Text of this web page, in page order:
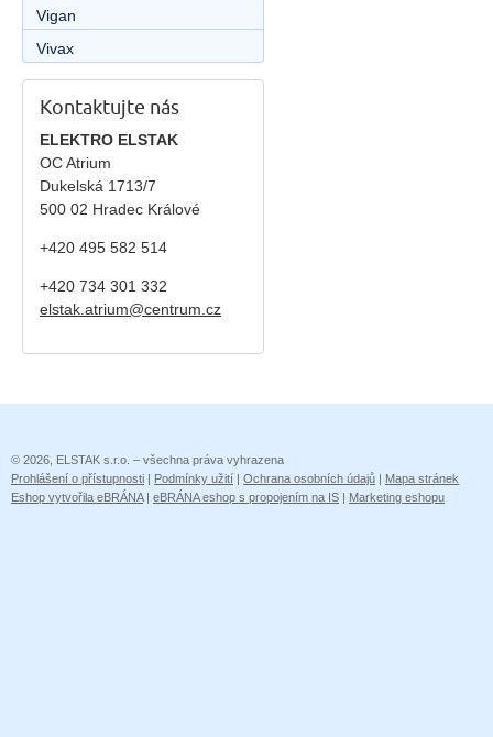
Vigan
Vivax
Kontaktujte nás
ELEKTRO ELSTAK
OC Atrium
Dukelská 1713/7
500 02 Hradec Králové
+420 495 582 514
+420 734 301 332
elstak.atrium@centrum.cz
© 2026, ELSTAK s.r.o. – všechna práva vyhrazena
Prohlášení o přístupnosti | Podmínky užití | Ochrana osobních údajů | Mapa stránek
Eshop vytvořila eBRÁNA| eBRÁNA eshop s propojením na IS | Marketing eshopu